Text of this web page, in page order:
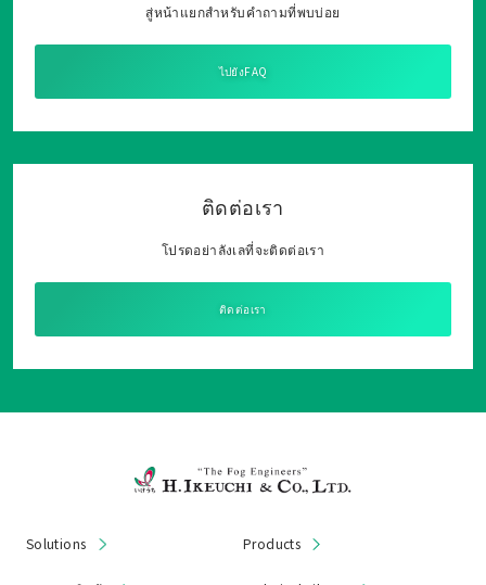
สู่หน้าแยกสำหรับคำถามที่พบบ่อย
ไปยังFAQ
ติดต่อเรา
โปรดอย่าลังเลที่จะติดต่อเรา
ติดต่อเรา
Solutions Products